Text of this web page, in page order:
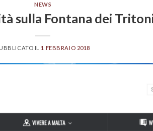
NEWS
sulla Fontana dei
IL 1 FEBBRAIO 2018